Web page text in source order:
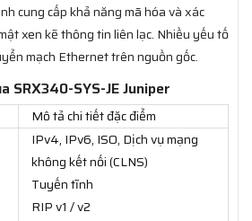
cung cấp khả năng mã hóa và xác
xen kẽ thông tin liên lạc. Nhiều yếu tố
mạch Ethernet trên nguồn gốc.
SRX340-SYS-JE Juniper
Mô tả chi tiết đặc điểm
IPv4, IPv6, ISO, Dịch vụ mạng
không kết nối (CLNS)
Tuyến tĩnh
RIP v1 / v2